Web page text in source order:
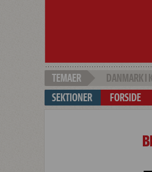
DANMARK I
FORSIDE